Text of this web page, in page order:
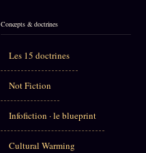
Concepts & doctrines
Les 15 doctrines
Not Fiction
Infofiction · le blueprint
Cultural Warming